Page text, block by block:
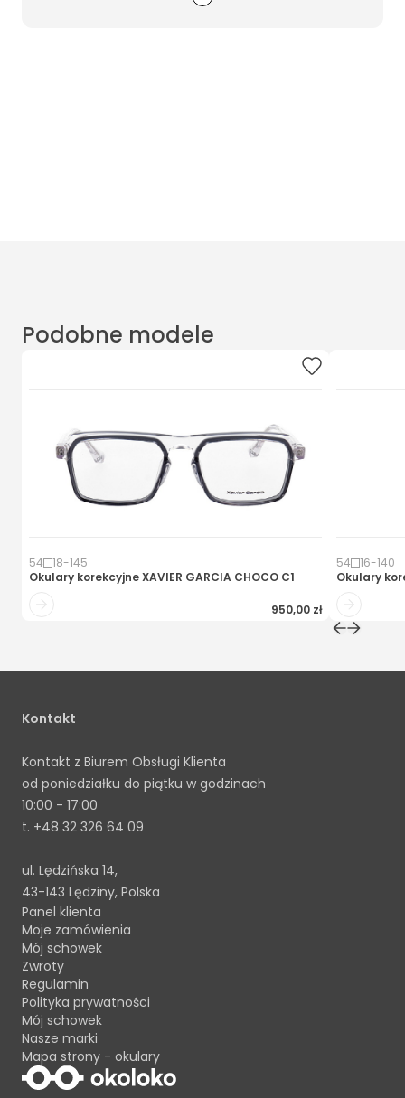
Podobne modele
54 18-145
Okulary korekcyjneXAVIER GARCIA CHOCO C1
950,00 zł
54 16-140
Okulary
Kontakt
Kontakt z Biurem Obsługi Klienta
od poniedziałku do piątku w godzinach
10:00 - 17:00
t. +48 32 326 64 09
ul. Lędzińska 14,
43-143 Lędziny, Polska
Panel klienta
Moje zamówienia
Mój schowek
Zwroty
Regulamin
Polityka prywatności
Mój schowek
Nasze marki
Mapa strony - okulary